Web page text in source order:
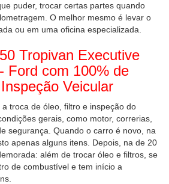
puder, trocar certas partes quando
O melhor mesmo é levar o
ou em uma oficina especializada.
Tropivan Executive
Ford com 100% de
Veicular
troca de óleo, filtro e inspeção do
gerais, como motor, correrias,
segurança. Quando o carro é novo, na
apenas alguns itens. Depois, na de 20
além de trocar óleo e filtros, se
de combustível e tem início a